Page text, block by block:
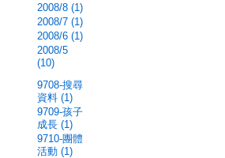
2008/8 (1)
2008/7 (1)
2008/6 (1)
2008/5
(10)
9708-搜尋
資料 (1)
9709-孩子
成長 (1)
9710-團體
活動 (1)